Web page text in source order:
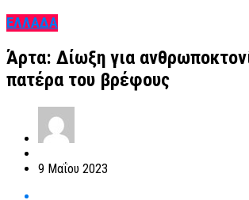
ΕΛΛΑΔΑ
Άρτα: Δίωξη για
πατέρα του βρέφους
9 Μαΐου 2023